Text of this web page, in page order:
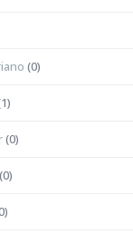
(0)
(0)
(0)